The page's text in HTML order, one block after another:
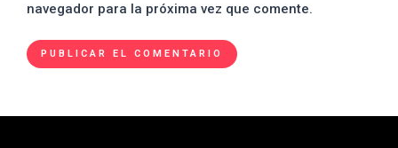
navegador para la próxima vez que comente.